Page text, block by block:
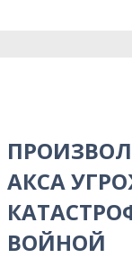
АКСА
ВОЙНОЙ